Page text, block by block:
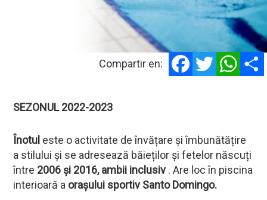
Compartir en:
Facebook
Twitter
SEZONUL 2022-2023
Înotul este o activitate de învățare și îmbunătățire
a stilului și se adresează băieților și fetelor născuți
între 2006 și 2016, ambii inclusiv. Are loc în piscina
interioară a orașului sportiv Santo Domingo.